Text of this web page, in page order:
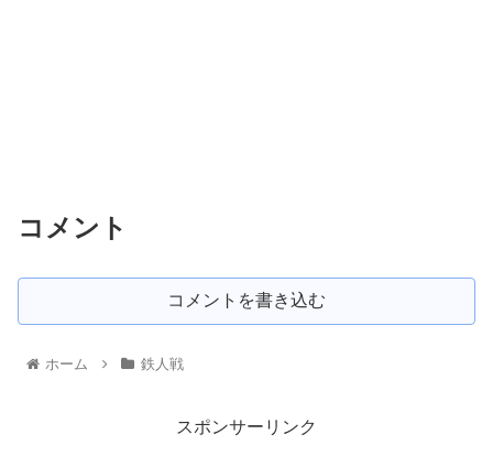
コメント
コメントを書き込む
ホーム 鉄人戦
スポンサーリンク